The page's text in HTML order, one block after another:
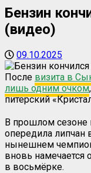
Бензин
(видео)
09.10.2025
После визита в
лишь одним очком
питерский
В прошлом сезоне
опередила липчан
нынешнем
вновь намечается
в восьмёрке.